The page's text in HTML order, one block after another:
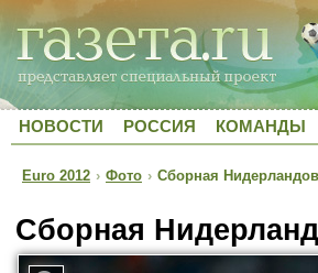
НОВОСТИ РОССИЯ КОМАНДЫ
Euro 2012 › Фото › Сборная
Сборная